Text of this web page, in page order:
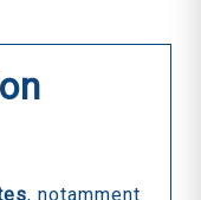
, notamment